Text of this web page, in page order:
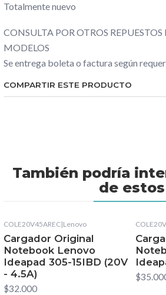
Totalmente nuevo
CONSULTA POR OTROS REPUESTOS
MODELOS
Se entrega boleta o factura según
COMPARTIR ESTE PRODUCTO
También podría
de estos
COLE20V45AREC|Lenovo
Cargador Original
Notebook Lenovo
Ideapad 305-15IBD (20V
- 4.5A)
$32.000